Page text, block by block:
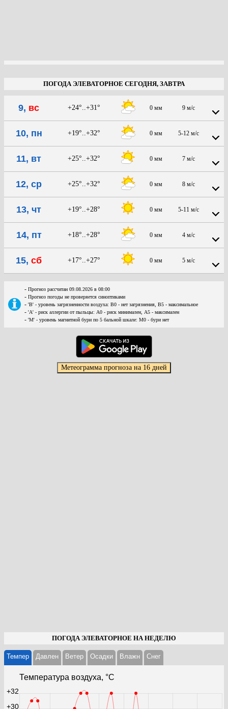
ПОГОДА ЭЛЕВАТОРНОЕ СЕГОДНЯ, ЗАВТРА
9, вс +24°..+31° 0 мм 9 м/с
10, пн +19°..+32° 0 мм 5-12 м/с
11, вт +25°..+32° 0 мм 7 м/с
12, ср +25°..+32° 0 мм 8 м/с
13, чт +19°..+28° 0 мм 5-11 м/с
14, пт +18°..+28° 0 мм 4 м/с
15, сб +17°..+27° 0 мм 5 м/с
- Прогноз рассчитан 09.08.2026 в 08:00
- Прогноз погоды не проверяется синоптиками
- 'В' - уровень загрязненности воздуха: В0 - нет загрязнения, В5 - максимальное
- 'А' - риск аллергии от пыльцы: А0 - риск минимален, А5 - максимален
- 'М' - уровень магнитной бури по 5 бальной шкале: М0 - бури нет
ПОГОДА ЭЛЕВАТОРНОЕ НА НЕДЕЛЮ
Темпер Давлен Ветер Осадки Влажн Cнег
Температура воздуха, °С
+30
+32